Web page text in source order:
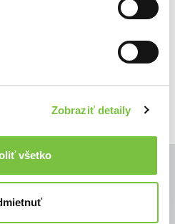
Zobraziť detaily
všetko